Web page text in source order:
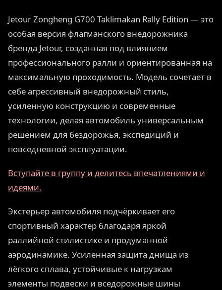
Jetour Zongheng G700 Taklimakan Rally Edition — это
особая версия флагманского внедорожника
бренда Jetour, созданная под влиянием
профессионального ралли и ориентированная на
максимальную проходимость. Модель сочетает в
себе агрессивный внедорожный стиль,
усиленную конструкцию и современные
технологии, делая автомобиль универсальным
решением для бездорожья, экспедиций и
повседневной эксплуатации.
Вступайте в группу и делитесь впечатлениями и
идеями.
Экстерьер автомобиля подчёркивает его
спортивный характер благодаря яркой
раллийной стилистике и продуманной
аэродинамике. Усиленная защита днища из
лёгкого сплава, устойчивые к нагрузкам
элементы подвески и вседорожные шины